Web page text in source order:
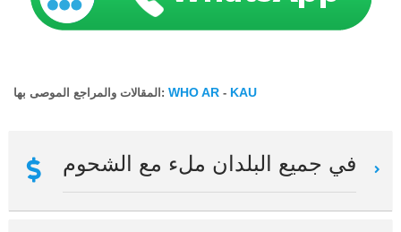
المقالات والمراجع الموصى بها: WHO AR - KAU
في جميع البلدان ملء مع الشحوم